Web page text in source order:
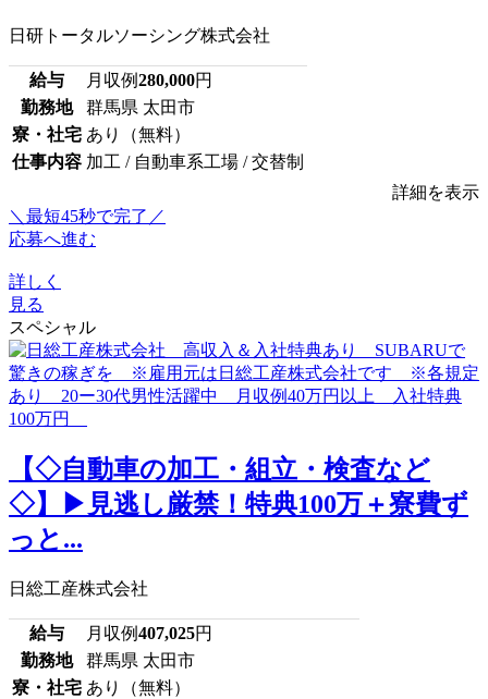
日研トータルソーシング株式会社
給与 月収例280,000円
勤務地
群馬県 太田市
寮・社宅 あり（無料）
仕事内容 加工 / 自動車系工場 / 交替制
詳細を表示
＼最短45秒で完了／
応募へ進む
詳しく
見る
スペシャル
【◇自動車の加工・組立・検査など
◇】▶見逃し厳禁！特典100万＋寮費ず
っと...
日総工産株式会社
給与 月収例407,025円
勤務地
群馬県 太田市
寮・社宅 あり（無料）